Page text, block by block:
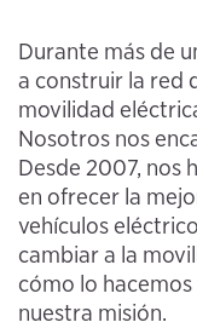
Durante más de
a construir la red
movilidad
Nosotros nos
Desde 2007, nos
en ofrecer la
vehículos
cambiar a la
cómo lo
nuestra misión.